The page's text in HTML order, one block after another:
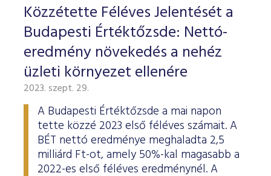
Közzétette Féléves Jelentését a
Budapesti Értéktőzsde: Nettó-
eredmény növekedés a nehéz
üzleti környezet ellenére
2023. szept. 29.
A Budapesti Értéktőzsde a mai napon
tette közzé 2023 első féléves számait. A
BÉT nettó eredménye meghaladta 2,5
milliárd Ft-ot, amely 50%-kal magasabb a
2022-es első féléves eredménynél. A